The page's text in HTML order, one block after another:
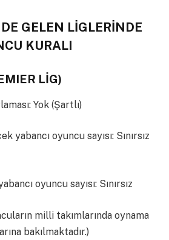
GELEN LİGLERİNDE
KURALI
LİG)
Yok (Şartlı)
yabancı oyuncu sayısı: Sınırsız
oyuncu sayısı: Sınırsız
milli takımlarında oynama
bakılmaktadır.)